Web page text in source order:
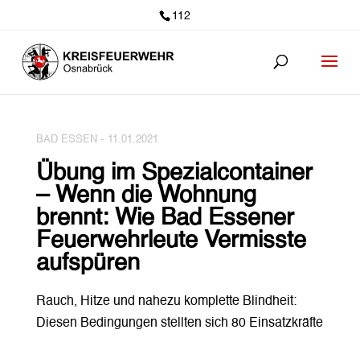
112
BAD ESSEN - 11.01.2021
Übung im Spezialcontainer
– Wenn die Wohnung
brennt: Wie Bad Essener
Feuerwehrleute Vermisste
aufspüren
Rauch, Hitze und nahezu komplette Blindheit:
Diesen Bedingungen stellten sich 80 Einsatzkräfte